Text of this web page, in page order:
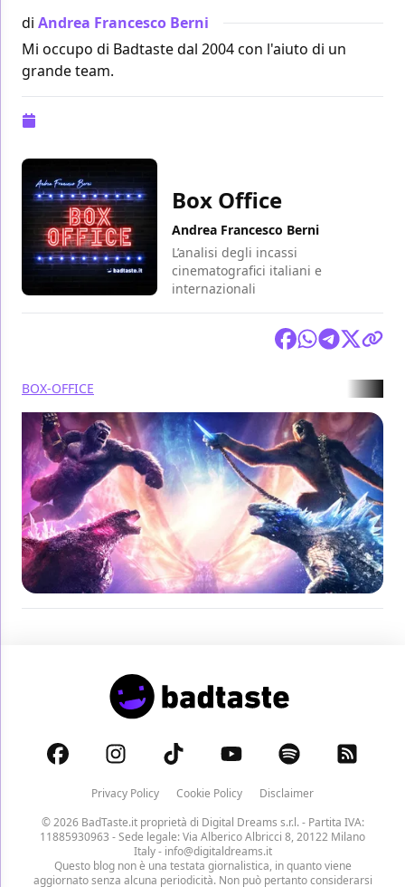
di Andrea Francesco Berni
Mi occupo di Badtaste dal 2004 con l'aiuto di un
grande team.
Box Office
Andrea Francesco Berni
L’analisi degli incassi
cinematografici italiani e
internazionali
BOX-OFFICE
Privacy Policy Cookie Policy
Disclaimer
© 2026 BadTaste.it proprietà di Digital Dreams s.r.l.- Partita IVA:
11885930963 - Sede legale: Via Alberico Albricci 8, 20122 Milano
Italy - info@digitaldreams.it
Questo blog non è una testata giornalistica, in quanto viene
aggiornato senza alcuna periodicità. Non può pertanto considerarsi